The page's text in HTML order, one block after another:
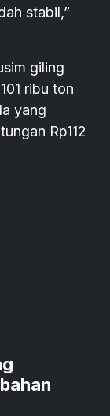
stabil,”
giling
ribu ton
yang
Rp112